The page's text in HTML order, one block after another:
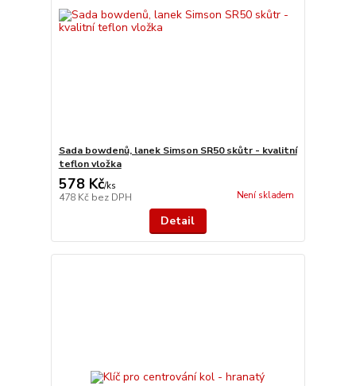
Sada bowdenů, lanek Simson SR50 skůtr - kvalitní
teflon vložka
578 Kč/ks
478 Kč bez DPH Není skladem
Detail